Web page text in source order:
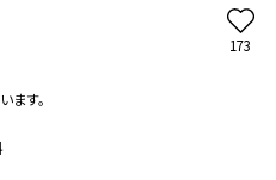
173
ます。